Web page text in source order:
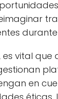
durante
es vital que
en